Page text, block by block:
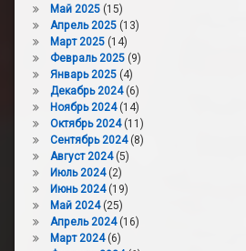
Май 2025(15)
Апрель 2025(13)
Март 2025(14)
Февраль 2025(9)
Январь 2025(4)
Декабрь 2024(6)
Ноябрь 2024(14)
Октябрь 2024(11)
Сентябрь 2024(8)
Август 2024(5)
Июль 2024(2)
Июнь 2024(19)
Май 2024(25)
Апрель 2024(16)
Март 2024(6)